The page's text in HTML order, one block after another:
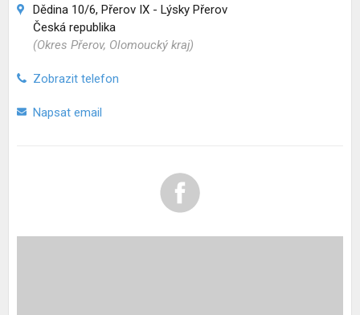
Dědina 10/6, Přerov IX - Lýsky Přerov
Česká republika
(Okres Přerov, Olomoucký kraj)
Zobrazit telefon
Napsat email